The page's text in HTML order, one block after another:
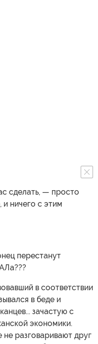
сделать, — просто
и ничего с этим
перестанут
в соответствии
в беде и
зачастую с
экономики.
разговаривают друг